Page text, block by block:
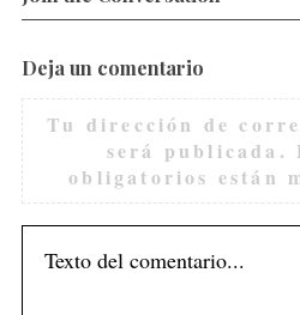
Deja un comentario
Tu dirección de
será publicada.
obligatorios están